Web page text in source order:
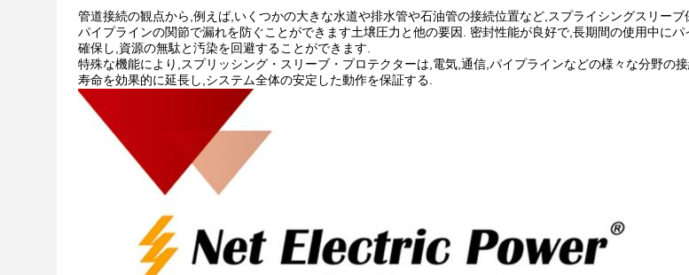
管道接続の観点から,例えば,いくつかの大きな水道や排水管や石油管の接続位置など,スプライシングスリーブ
パイプラインの関節で漏れを防ぐことができます土壌圧力と他の要因. 密封性能が良好で,長期間の使用中に
確保し,資源の無駄と汚染を回避することができます.
特殊な機能により,スプリッシング・スリーブ・プロテクターは,電気,通信,パイプラインなどの様々な分野の
寿命を効果的に延長し,システム全体の安定した動作を保証する.